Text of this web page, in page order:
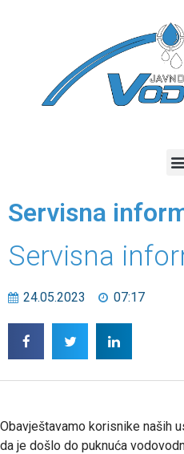
Servisna
Servisna
24.05.2023 07:17
Obavještavamo korisnike naših
da je došlo do puknuća